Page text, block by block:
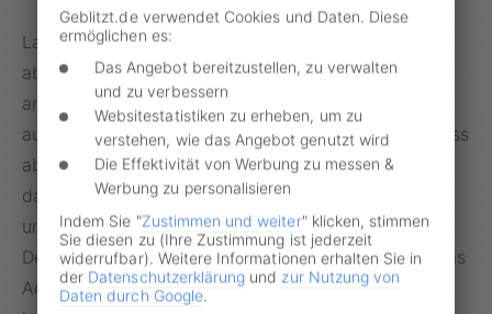
Laut ADAC ist es vom Verbrauch des Autofahrers
abhängig, ob es sich lohnt, einen Vorrat an AdBlue
anzulegen. Für Vielfahrer könnte es sich durchaus
auszahlen. Wer Adblue zu Hause lagern möchte, muss
aber einiges beachten. Wichtig ist beispielsweise,
dass die Substanz vor direkter Sonneneinstrahlung
und vor Temperaturen über 30 Grad geschützt ist.
Der Ort der Lagerung sollte gut belüftet sein und das
AdBlue nicht mit anderen Substanzen in Verbindung
Geblitzt.de verwendet Cookies und Daten. Diese
ermöglichen es:
Das Angebot bereitzustellen, zu verwalten
und zu verbessern
Websitestatistiken zu erheben, um zu
verstehen, wie das Angebot genutzt wird
Die Effektivität von Werbung zu messen &
Werbung zu personalisieren
Indem Sie "Zustimmen und weiter" klicken, stimmen
Sie diesen zu (Ihre Zustimmung ist jederzeit
widerrufbar). Weitere Informationen erhalten Sie in
der Datenschutzerklärung und zur Nutzung von
Daten durch Google.